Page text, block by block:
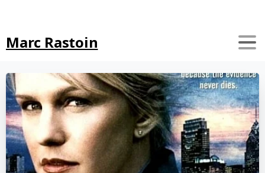
Marc Rastoin